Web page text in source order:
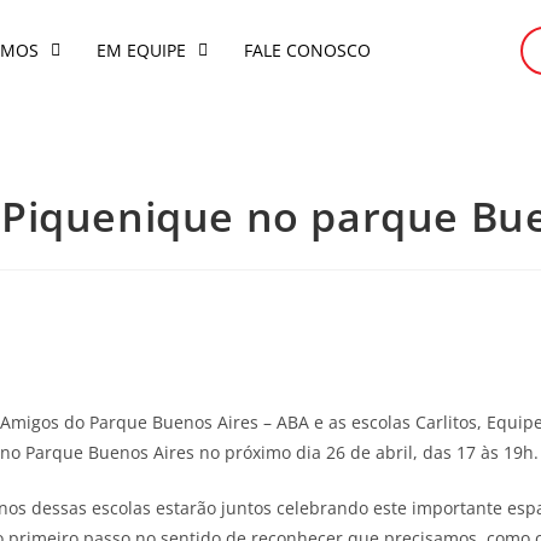
EM EQUIPE FALE CONOSCO
no parque
do Parque Buenos Aires – ABA e as escolas Carlitos,
Parque Buenos Aires no próximo dia 26 de abril, das 17 às 19h.
dessas escolas estarão juntos celebrando este importante